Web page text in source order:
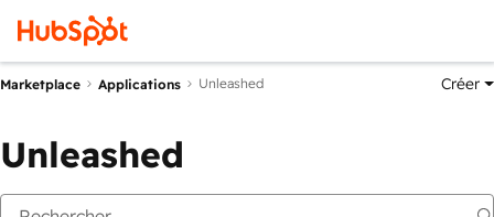
Marketplace Applications Unleashed Créer
Unleashed